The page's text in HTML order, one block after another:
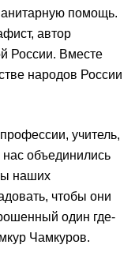
помощь.
автор
России. Вместе
народов России
учитель,
нас объединились
наших
чтобы они
один где-
Чамкуров.